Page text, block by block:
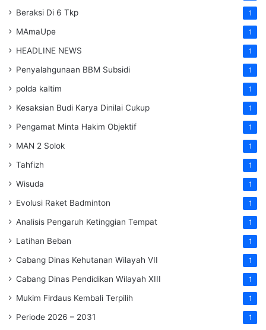
Beraksi Di 6 Tkp 1
MAmaUpe 1
HEADLINE NEWS 1
Penyalahgunaan BBM Subsidi 1
polda kaltim 1
Kesaksian Budi Karya Dinilai Cukup 1
Pengamat Minta Hakim Objektif 1
MAN 2 Solok 1
Tahfizh 1
Wisuda 1
Evolusi Raket Badminton 1
Analisis Pengaruh Ketinggian Tempat 1
Latihan Beban 1
Cabang Dinas Kehutanan Wilayah VII 1
Cabang Dinas Pendidikan Wilayah XIII 1
Mukim Firdaus Kembali Terpilih 1
Periode 2026 – 2031 1